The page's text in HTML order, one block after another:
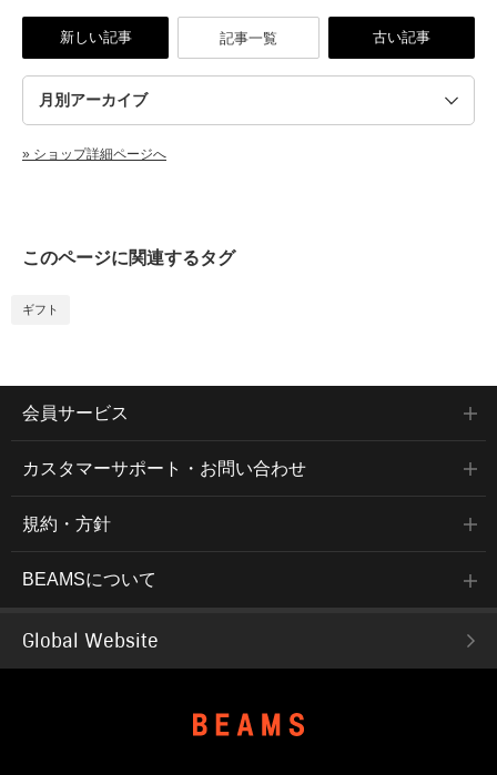
新しい記事 記事一覧 古い記事
» ショップ詳細ページへ
このページに関連するタグ
ギフト
会員サービス
カスタマーサポート・お問い合わせ
規約・方針
BEAMSについて
Global Website